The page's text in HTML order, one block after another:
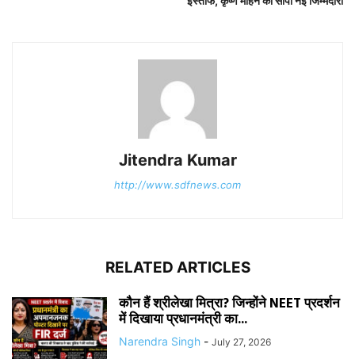
Jitendra Kumar
http://www.sdfnews.com
RELATED ARTICLES
कौन हैं श्रीलेखा मित्रा? जिन्होंने NEET प्रदर्शन
में दिखाया प्रधानमंत्री का...
Narendra Singh - July 27, 2026